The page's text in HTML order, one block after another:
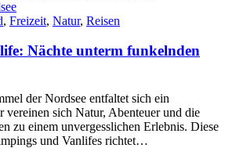
, Freizeit, Natur, Reisen
Nächte unterm funkelnden
der Nordsee entfaltet sich ein
vereinen sich Natur, Abenteuer und die
zu einem unvergesslichen Erlebnis. Diese
und Vanlifes richtet…